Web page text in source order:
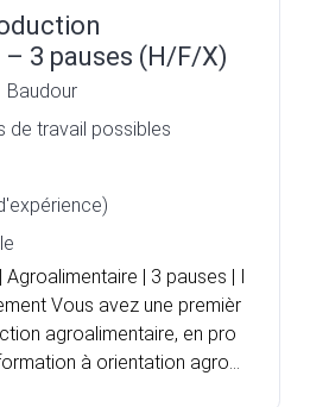
afin de garantir la
et le respect des délais.
3 pauses (H/F/X)
Baudour
de travail possibles
| 3 pauses | I
Vous avez une premièr
agroalimentaire, en pro
à orientation agron